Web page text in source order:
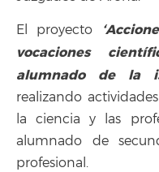
El proyecto
vocaciones
alumnado de la
realizando
la ciencia y las
alumnado de
profesional.